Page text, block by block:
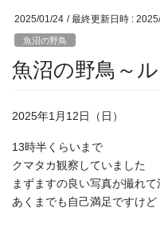
2025/01/24 / 最終更新日時 :
魚沼の野鳥
魚沼の野鳥～
2025年1月12日（日）
13時半くらいまで
クマタカ観察していました
まずますの良い写真が撮れて
あくまでも自己満足ですけど